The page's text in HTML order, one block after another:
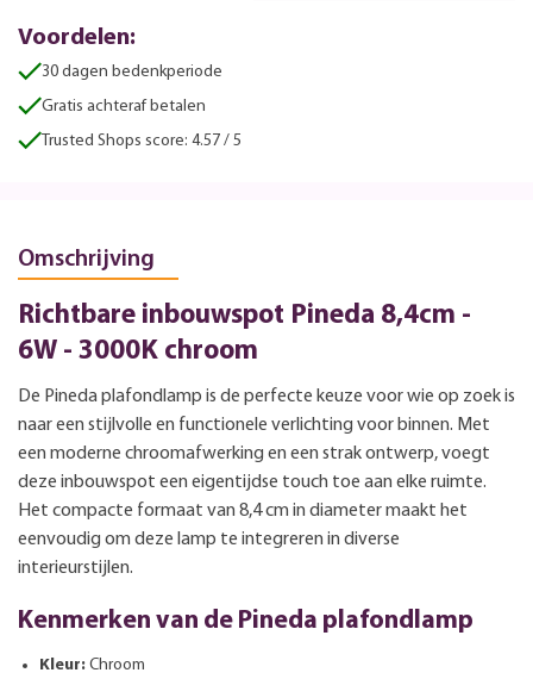
Voordelen:
30 dagen bedenkperiode
Gratis achteraf betalen
Trusted Shops score: 4.57 / 5
Omschrijving
Richtbare inbouwspot Pineda 8,4cm -
6W - 3000K chroom
De Pineda plafondlamp is de perfecte keuze voor wie op zoek is
naar een stijlvolle en functionele verlichting voor binnen. Met
een moderne chroomafwerking en een strak ontwerp, voegt
deze inbouwspot een eigentijdse touch toe aan elke ruimte.
Het compacte formaat van 8,4 cm in diameter maakt het
eenvoudig om deze lamp te integreren in diverse
interieurstijlen.
Kenmerken van de Pineda plafondlamp
Kleur: Chroom